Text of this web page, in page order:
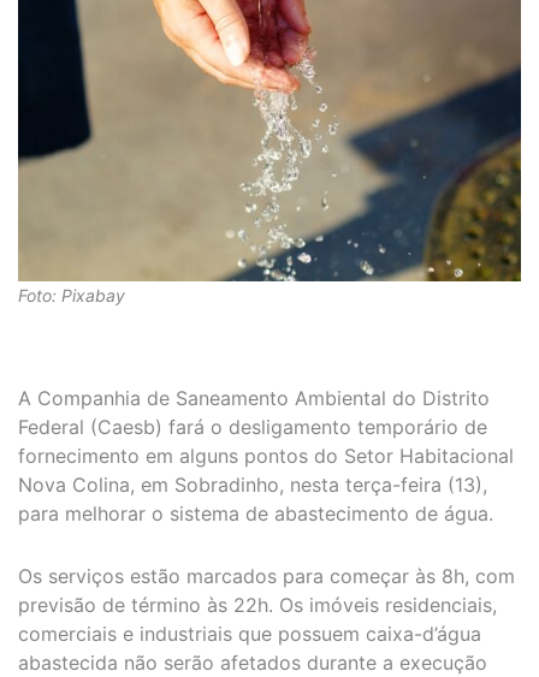
Foto: Pixabay
A Companhia de Saneamento Ambiental do Distrito
Federal (Caesb) fará o desligamento temporário de
fornecimento em alguns pontos do Setor Habitacional
Nova Colina, em Sobradinho, nesta terça-feira (13),
para melhorar o sistema de abastecimento de água.
Os serviços estão marcados para começar às 8h, com
previsão de término às 22h. Os imóveis residenciais,
comerciais e industriais que possuem caixa-d’água
abastecida não serão afetados durante a execução